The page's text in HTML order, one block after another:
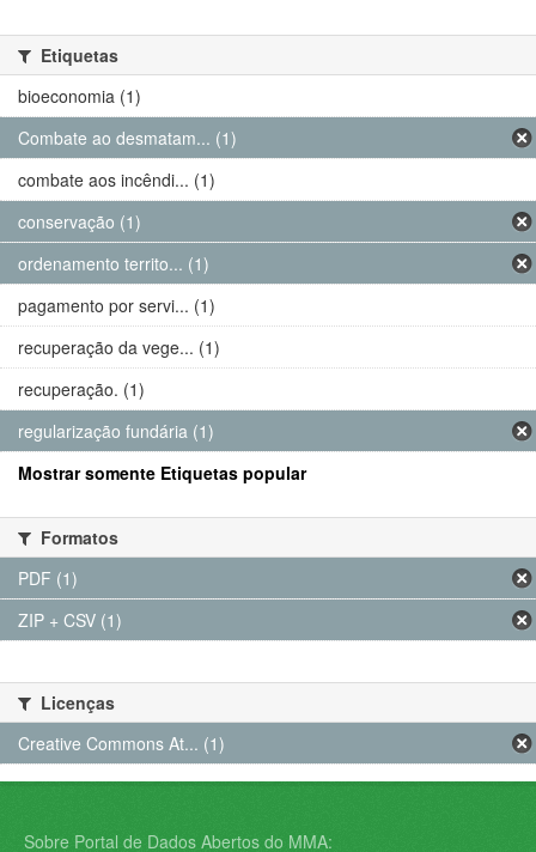
Etiquetas
bioeconomia (1)
Combate ao desmatam... (1)
combate aos incêndi... (1)
conservação (1)
ordenamento territo... (1)
pagamento por servi... (1)
recuperação da vege... (1)
recuperação. (1)
regularização fundária (1)
Mostrar somente Etiquetas popular
Formatos
PDF (1)
ZIP + CSV (1)
Licenças
Creative Commons At... (1)
Sobre Portal de Dados Abertos do MMA: